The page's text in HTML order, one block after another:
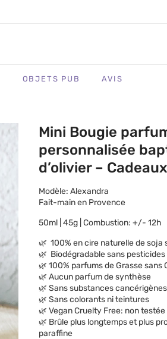
OBJETS PUB AVIS
Mini Bougie
personnalisée
d’olivier –
Modèle: Alexandra
Fait-main en Provence
50ml | 45g | Combustion: +/- 12h
🌿 100% en cire naturelle de soja
🌿 Biodégradable sans pesticides
🌿 100% parfums de Grasse sans
🌿 Aucun parfum de synthèse
🌿 Sans substances cancérigènes
🌿 Sans colorants ni teintures
🌿 Vegan Cruelty Free: non
🌿 Brûle plus longtemps et plus
paraffine